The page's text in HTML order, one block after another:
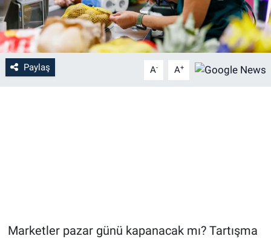
Paylaş A- A+
Marketler pazar günü kapanacak mı? Tartışma